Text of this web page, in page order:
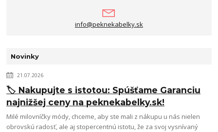
info@peknekabelky.sk
Novinky
21.07.2026
🏷️ Nakupujte s istotou: Spúšťame Garanciu
najnižšej ceny na peknekabelky.sk!
Milé milovníčky módy, chceme, aby ste mali z nákupu u nás nielen
obrovskú radosť, ale aj stopercentnú istotu, že za svoj vysnívaný